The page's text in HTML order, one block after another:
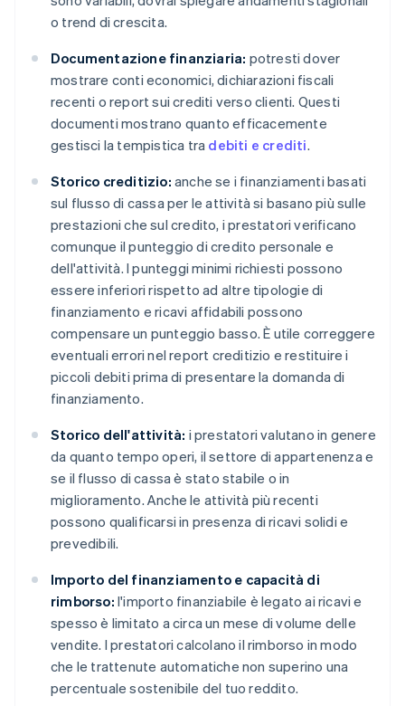
o trend di crescita.
Documentazione finanziaria: potresti dover
mostrare conti economici, dichiarazioni fiscali
recenti o report sui crediti verso clienti. Questi
documenti mostrano quanto efficacemente
gestisci la tempistica tra debiti e crediti.
Storico creditizio: anche se i finanziamenti basati
sul flusso di cassa per le attività si basano più sulle
prestazioni che sul credito, i prestatori verificano
comunque il punteggio di credito personale e
dell'attività. I punteggi minimi richiesti possono
essere inferiori rispetto ad altre tipologie di
finanziamento e ricavi affidabili possono
compensare un punteggio basso. È utile correggere
eventuali errori nel report creditizio e restituire i
piccoli debiti prima di presentare la domanda di
finanziamento.
Storico dell'attività: i prestatori valutano in genere
da quanto tempo operi, il settore di appartenenza e
se il flusso di cassa è stato stabile o in
miglioramento. Anche le attività più recenti
possono qualificarsi in presenza di ricavi solidi e
prevedibili.
Importo del finanziamento e capacità di
rimborso: l'importo finanziabile è legato ai ricavi e
spesso è limitato a circa un mese di volume delle
vendite. I prestatori calcolano il rimborso in modo
che le trattenute automatiche non superino una
percentuale sostenibile del tuo reddito.